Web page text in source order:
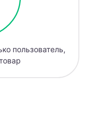
пользователь,